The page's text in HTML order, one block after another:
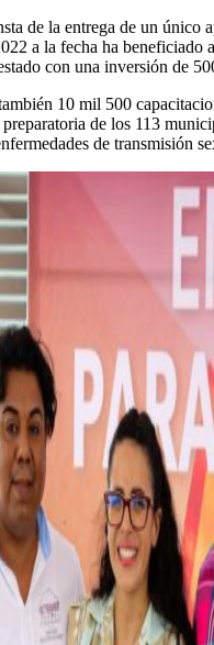
de la entrega de un único
a la fecha ha beneficiado
con una inversión de
10 mil 500
de los 113
de transmisión